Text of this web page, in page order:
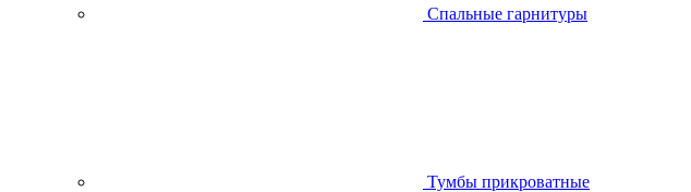
Спальные гарнитуры
Тумбы прикроватные